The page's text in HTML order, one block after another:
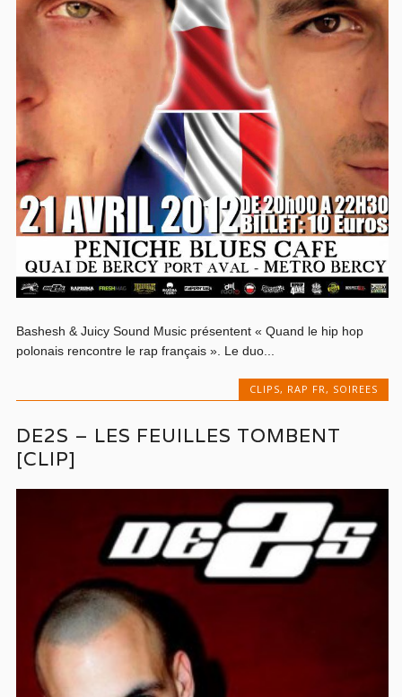
Bashesh & Juicy Sound Music présentent « Quand le hip hop
polonais rencontre le rap français ». Le duo...
CLIPS, RAP FR, SOIREES
DE2S – LES FEUILLES TOMBENT
[CLIP]